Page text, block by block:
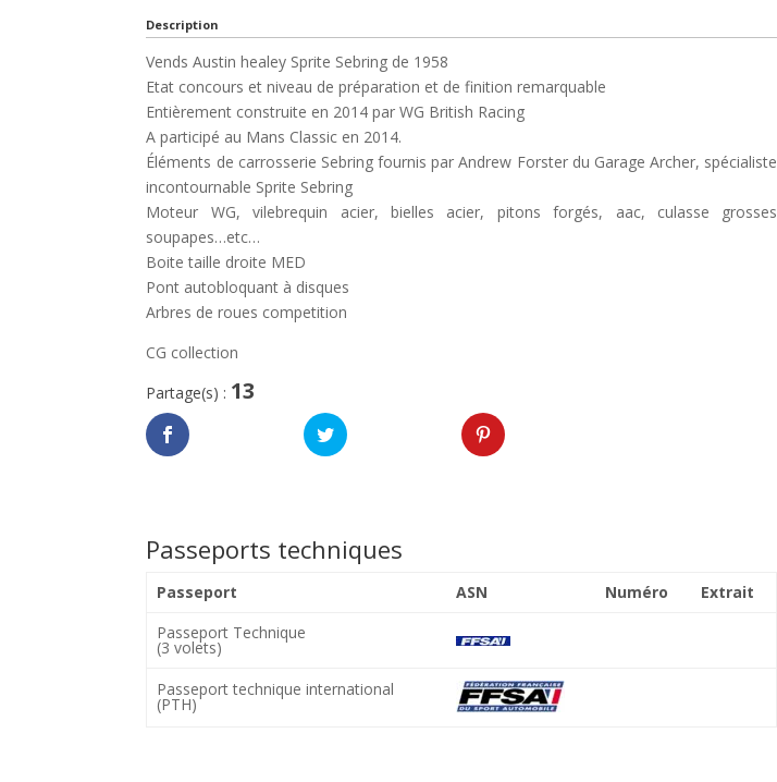
Description
Vends Austin healey Sprite Sebring de 1958
Etat concours et niveau de préparation et de finition remarquable
Entièrement construite en 2014 par WG British Racing
A participé au Mans Classic en 2014.
Éléments de carrosserie Sebring fournis par Andrew Forster du Garage Archer, spécialiste
incontournable Sprite Sebring
Moteur WG, vilebrequin acier, bielles acier, pitons forgés, aac, culasse grosses
soupapes…etc…
Boite taille droite MED
Pont autobloquant à disques
Arbres de roues competition
CG collection
Partage(s) : 13
Passeports techniques
Passeport ASN Numéro
Extrait
Passeport Technique
(3 volets)
Passeport technique international
(PTH)